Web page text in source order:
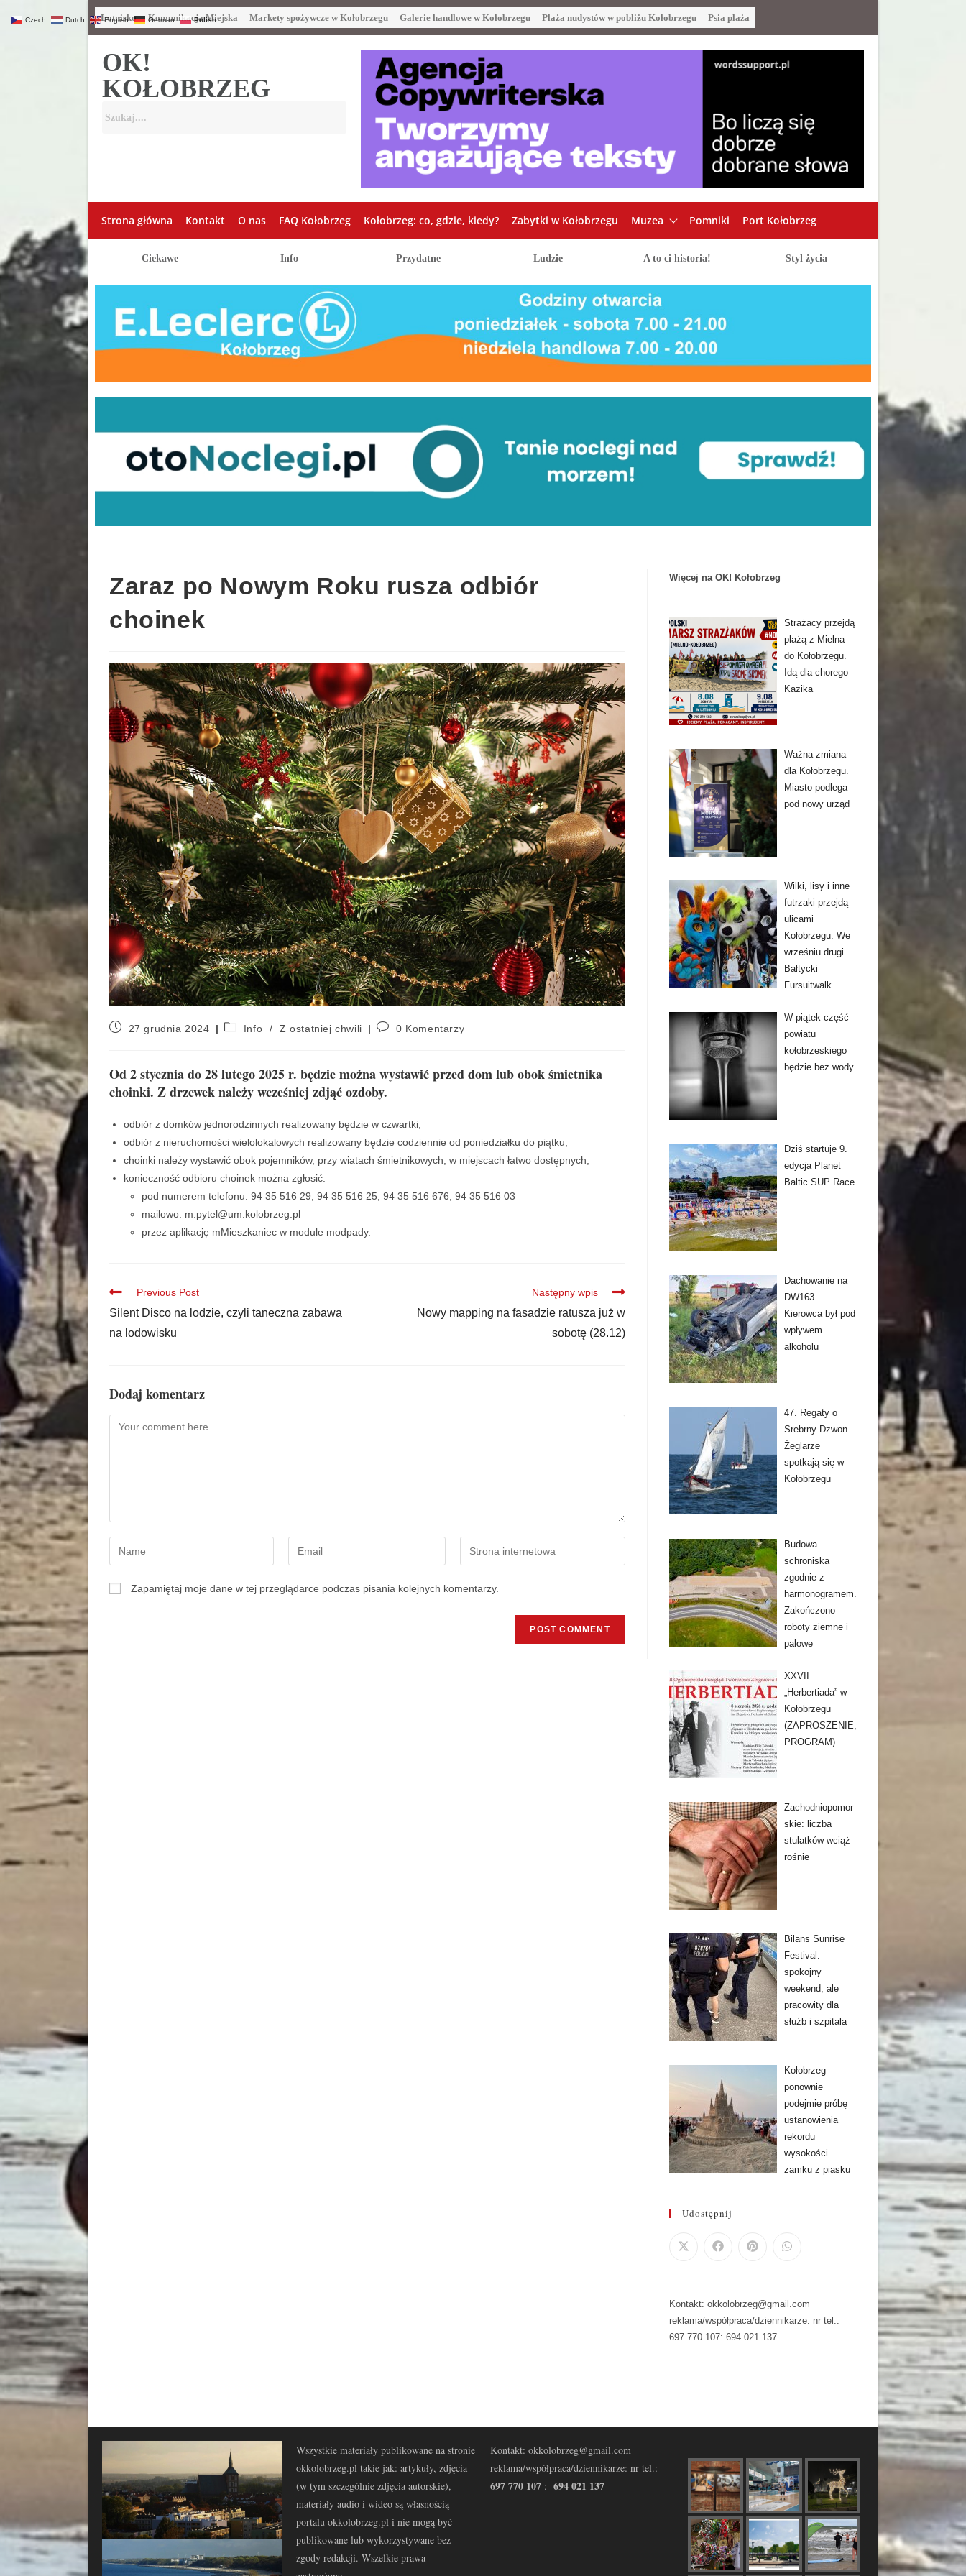
Lotnisko Komunikacja Miejska Markety spożywcze w Kołobrzegu Galerie handlowe w Kołobrzegu Plaża nudystów w pobliżu Kołobrzegu Psia plaża
OK!
KOŁOBRZEG
Strona główna Kontakt O nas FAQ Kołobrzeg Kołobrzeg: co, gdzie, kiedy? Zabytki w Kołobrzegu Muzea Pomniki Port Kołobrzeg
Ciekawe Info Przydatne Ludzie A to ci historia! Styl życia
Zaraz po Nowym Roku rusza odbiór
choinek
27 grudnia 2024 Info / Z ostatniej chwili 0 Komentarzy
Od 2 stycznia do 28 lutego 2025 r. będzie można wystawić przed dom lub obok śmietnika
choinki. Z drzewek należy wcześniej zdjąć ozdoby.
odbiór z domków jednorodzinnych realizowany będzie w czwartki,
odbiór z nieruchomości wielolokalowych realizowany będzie codziennie od poniedziałku do piątku,
choinki należy wystawić obok pojemników, przy wiatach śmietnikowych, w miejscach łatwo dostępnych,
konieczność odbioru choinek można zgłosić:
pod numerem telefonu: 94 35 516 29, 94 35 516 25, 94 35 516 676, 94 35 516 03
mailowo: m.pytel@um.kolobrzeg.pl
przez aplikację mMieszkaniec w module modpady.
Previous Post
Silent Disco na lodzie, czyli taneczna zabawa
na lodowisku
Następny wpis
Nowy mapping na fasadzie ratusza już w
sobotę (28.12)
Dodaj komentarz
Zapamiętaj moje dane w tej przeglądarce podczas pisania kolejnych komentarzy.
Więcej na OK! Kołobrzeg
Strażacy przejdą
plażą z Mielna
do Kołobrzegu.
Idą dla chorego
Kazika
Ważna zmiana
dla Kołobrzegu.
Miasto podlega
pod nowy urząd
Wilki, lisy i inne
futrzaki przejdą
ulicami
Kołobrzegu. We
wrześniu drugi
Bałtycki
Fursuitwalk
W piątek część
powiatu
kołobrzeskiego
będzie bez wody
Dziś startuje 9.
edycja Planet
Baltic SUP Race
Dachowanie na
DW163.
Kierowca był pod
wpływem
alkoholu
47. Regaty o
Srebrny Dzwon.
Żeglarze
spotkają się w
Kołobrzegu
Budowa
schroniska
zgodnie z
harmonogramem.
Zakończono
roboty ziemne i
palowe
XXVII
„Herbertiada” w
Kołobrzegu
(ZAPROSZENIE,
PROGRAM)
Zachodniopomor
skie: liczba
stulatków wciąż
rośnie
Bilans Sunrise
Festival:
spokojny
weekend, ale
pracowity dla
służb i szpitala
Kołobrzeg
ponownie
podejmie próbę
ustanowienia
rekordu
wysokości
zamku z piasku
Udostępnij
Kontakt: okkolobrzeg@gmail.com
reklama/współpraca/dziennikarze: nr tel.:
697 770 107: 694 021 137
Wszystkie materiały publikowane na stronie
okkolobrzeg.pl takie jak: artykuły, zdjęcia
(w tym szczególnie zdjęcia autorskie),
materiały audio i wideo są własnością
portalu okkolobrzeg.pl i nie mogą być
publikowane lub wykorzystywane bez
zgody redakcji. Wszelkie prawa
Kontakt: okkolobrzeg@gmail.com
reklama/współpraca/dziennikarze: nr tel.:
697 770 107 : 694 021 137
Czech Dutch English German Polish